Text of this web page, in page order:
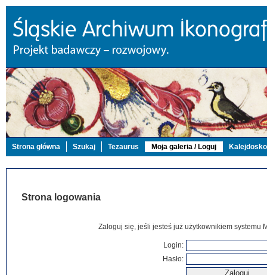
Strona główna Szukaj Tezaurus Moja galeria / Loguj
Strona logowania
Zaloguj się, jeśli jesteś już użytkownikiem systemu
Login:
Hasło: